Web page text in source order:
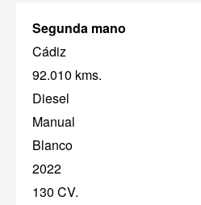
Segunda mano
Cádiz
92.010 kms.
Diesel
Manual
Blanco
2022
130 CV.